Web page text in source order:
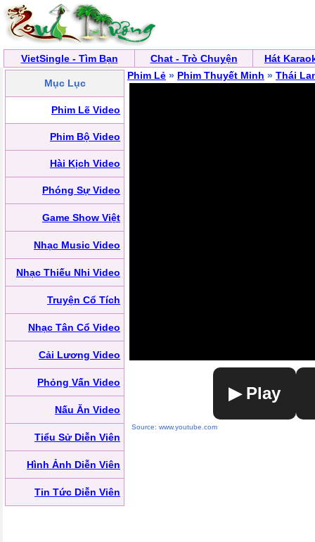
VietSingle - Tìm Bạn Chat - Trò Chuyện Hát
Mục Lục
Phim Lẽ Video
Phim Bộ Video
Hài Kịch Video
Phóng Sự Video
Game Show Việt
Nhạc Music Video
Nhạc Thiếu Nhi Video
Truyện Cổ Tích
Nhạc Tân Cổ Video
Cải Lương Video
Phỏng Vấn Video
Nấu Ăn Video
Tiểu Sử Diễn Viên
Hình Ảnh Diễn Viên
Tin Tức Diễn Viên
Phim Lẻ » Phim Thuyết Minh » Thái
▶ Play
Source: www.youtube.com